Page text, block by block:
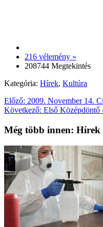
216 vélemény »
208744 Megtekintés
Kategória: Hírek, Kultúra
Előző: 2009. November 14.
Következő: Első Középdöntő
Még több innen: